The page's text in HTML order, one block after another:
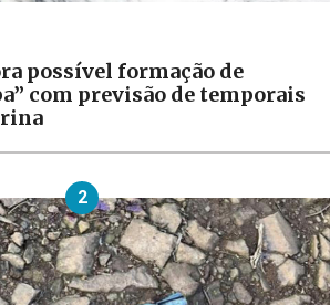
possível formação de
com previsão de temporais
2